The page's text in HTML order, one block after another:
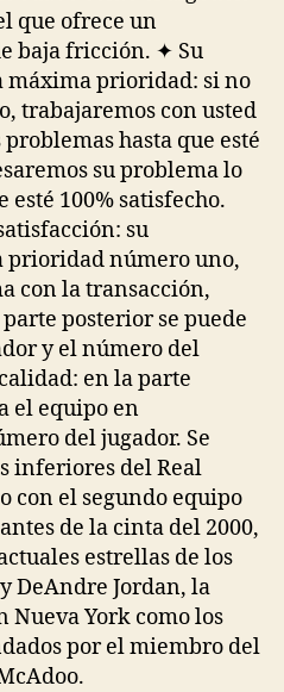
que ofrece un
baja fricción. ✦ Su
máxima prioridad: si no
trabajaremos con usted
hasta que esté
su problema lo
esté 100% satisfecho.
su
prioridad número uno,
con la transacción,
posterior se puede
y el número del
en la parte
el equipo en
del jugador. Se
inferiores del Real
con el segundo equipo
de la cinta del 2000,
estrellas de los
DeAndre Jordan, la
York como los
por el miembro del